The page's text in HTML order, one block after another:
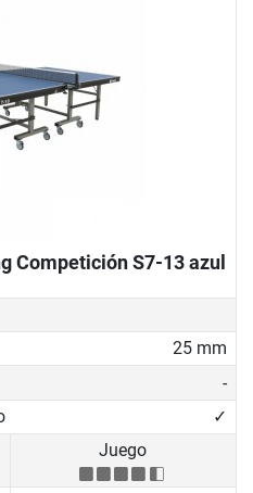
Competición S7-13 azul
25 mm
-
✓
Juego